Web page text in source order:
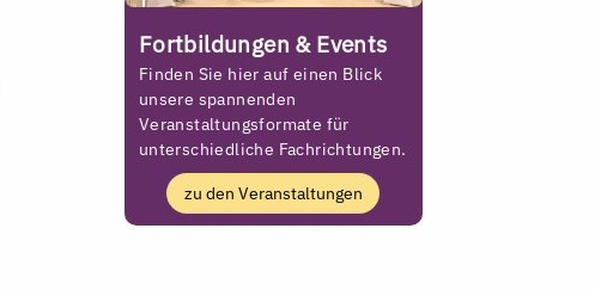
Fortbildungen & Events
Finden Sie hier auf einen Blick
unsere spannenden
Veranstaltungsformate für
unterschiedliche Fachrichtungen.
zu den Veranstaltungen